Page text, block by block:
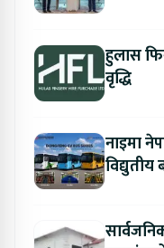
हुलास
वृद्धि
नाइमा